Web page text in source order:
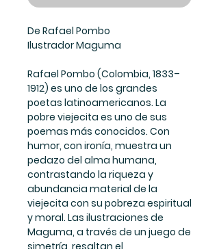
De Rafael Pombo
Ilustrador Maguma
Rafael Pombo (Colombia, 1833–
1912) es uno de los grandes
poetas latinoamericanos. La
pobre viejecita es uno de sus
poemas más conocidos. Con
humor, con ironía, muestra un
pedazo del alma humana,
contrastando la riqueza y
abundancia material de la
viejecita con su pobreza espiritual
y moral. Las ilustraciones de
Maguma, a través de un juego de